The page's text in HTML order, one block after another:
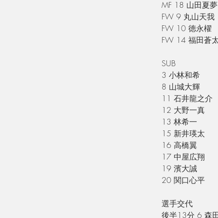
MF 18 山田夏夢
FW 9 丸山天我
FW 10 徳永櫂
FW 14 福田蒼
SUB
3 小林和希
8 山城大輝
11 石井龍之介
12 大野一真
13 林希一
15 新井瑛太
16 高橋翼
17 中屋広翔
19 濱大誠
20 関口心平
選手交代
後半13分 6 森